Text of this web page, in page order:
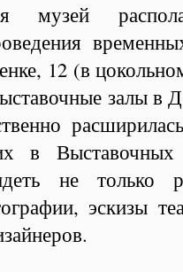
12 (в
залы в
в
не только
эскизы